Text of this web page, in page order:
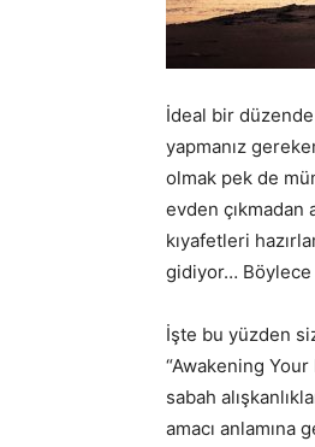
İdeal bir
yapmanız
olmak pek de
evden
kıyafetleri
gidiyor… Böylece
İşte bu yüzden
“Awakening Your
sabah
amacı anlamına